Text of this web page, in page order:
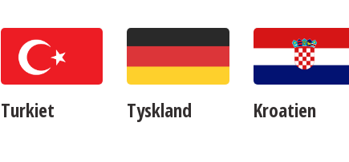
Turkiet Tyskland Kroatien